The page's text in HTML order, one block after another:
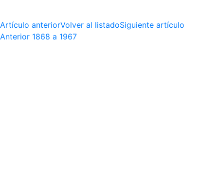
Artículo anteriorVolver al listadoSiguiente artículo
Anterior 1868 a 1967